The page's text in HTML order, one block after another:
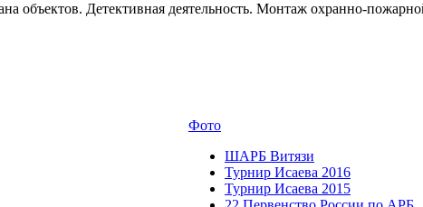
объектов. Детективная деятельность. Монтаж охранно-
Фото
ШАРБ Витязи
Турнир Исаева 2016
Турнир Исаева 2015